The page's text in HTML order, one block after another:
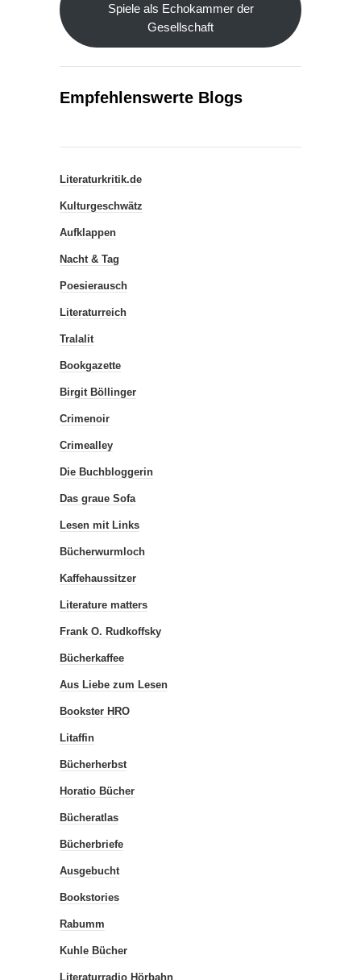
Spiele als Echokammer der
Gesellschaft
Empfehlenswerte Blogs
Literaturkritik.de
Kulturgeschwätz
Aufklappen
Nacht & Tag
Poesierausch
Literaturreich
Tralalit
Bookgazette
Birgit Böllinger
Crimenoir
Crimealley
Die Buchbloggerin
Das graue Sofa
Lesen mit Links
Bücherwurmloch
Kaffehaussitzer
Literature matters
Frank O. Rudkoffsky
Bücherkaffee
Aus Liebe zum Lesen
Bookster HRO
Litaffin
Bücherherbst
Horatio Bücher
Bücheratlas
Bücherbriefe
Ausgebucht
Bookstories
Rabumm
Kuhle Bücher
Literaturradio Hörbahn